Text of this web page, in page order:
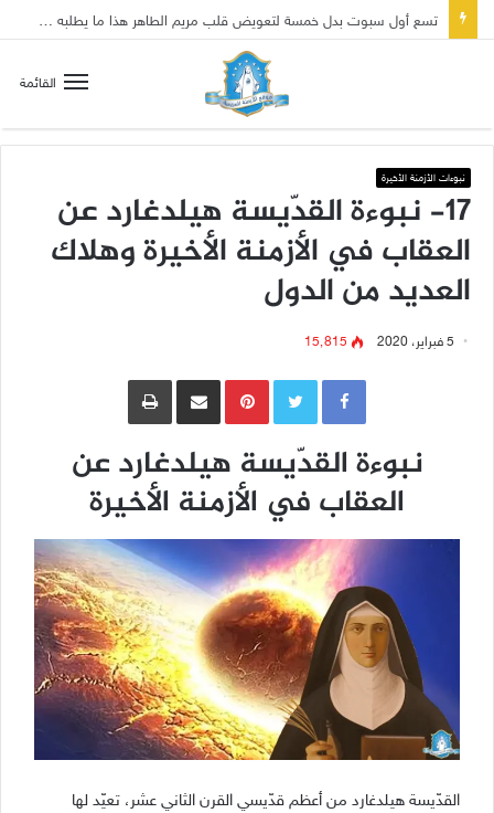
القائمة
نبوءات الأزمنة الأخيرة
17- نبوءة القدّيسة هيلدغارد عن
العقاب في الأزمنة الأخيرة وهلاك
العديد من الدول
5 فبراير، 2020 15٬815
Pinterestمشاركة عبر البريد طباعة
نبوءة القدّيسة هيلدغارد عن
العقاب في الأزمنة الأخيرة
القدّيسة هيلدغارد من أعظم قدّيسي القرن الثاني عشر، تعيّد لها